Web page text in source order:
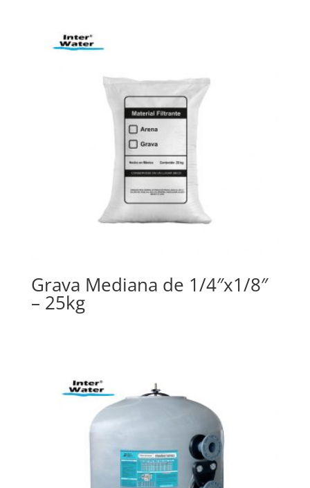
Grava Mediana de 1/4″x1/8″
– 25kg